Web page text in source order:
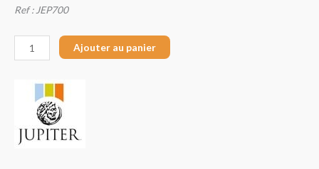
Ref : JEP700
Ajouter au panier